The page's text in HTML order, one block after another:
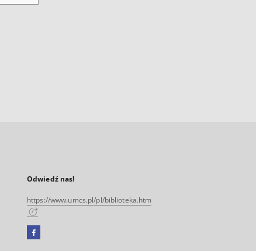
Odwiedź nas!
https://www.umcs.pl/pl/biblioteka.htm
Facebook